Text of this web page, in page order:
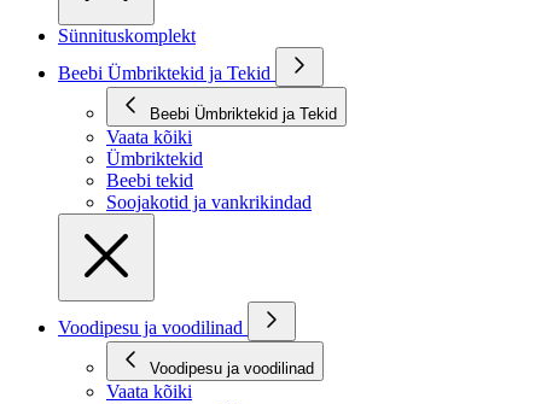
Sünnituskomplekt
Beebi Ümbriktekid ja Tekid
Beebi Ümbriktekid ja Tekid
Vaata kõiki
Ümbriktekid
Beebi tekid
Soojakotid ja vankrikindad
Voodipesu ja voodilinad
Voodipesu ja voodilinad
Vaata kõiki